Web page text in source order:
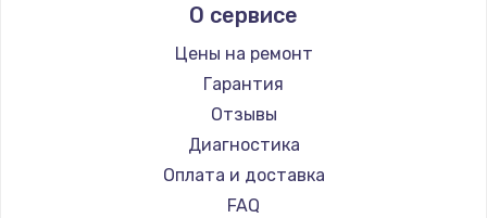
Ремонт кофемашин RED solution
Ремонт кофемашин Bravilor Bonamat
Ремонт кофемашин Vard
Ремонт кофемашин Tuvio
Ремонт кофемашин Carrera
Ремонт кофемашин Supra
Jura
Olympia
Saeco
La Cimbali
WMF
Yamaguchi
Nivona
О сервисе
Цены на ремонт
Гарантия
Отзывы
Диагностика
Оплата и доставка
FAQ